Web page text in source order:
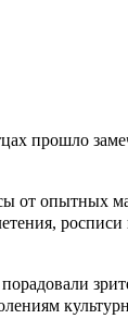
прошло
от опытных
росписи